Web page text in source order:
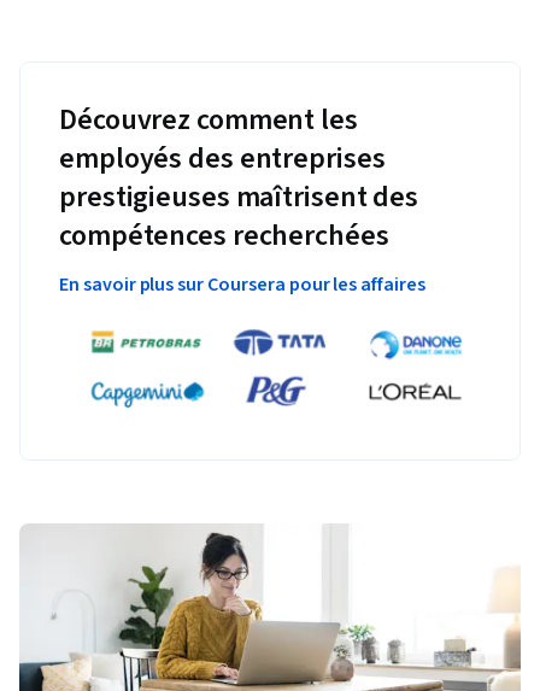
Découvrez comment les
employés des entreprises
prestigieuses maîtrisent des
compétences recherchées
En savoir plus sur Coursera pour les affaires